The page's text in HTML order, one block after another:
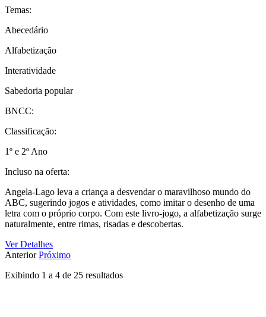
Temas:
Abecedário
Alfabetização
Interatividade
Sabedoria popular
BNCC:
Classificação:
1º e 2º Ano
Incluso na oferta:
Angela-Lago leva a criança a desvendar o maravilhoso mundo do
ABC, sugerindo jogos e atividades, como imitar o desenho de uma
letra com o próprio corpo. Com este livro-jogo, a alfabetização surge
naturalmente, entre rimas, risadas e descobertas.
Ver Detalhes
AnteriorPróximo
Exibindo 1 a 4 de 25 resultados